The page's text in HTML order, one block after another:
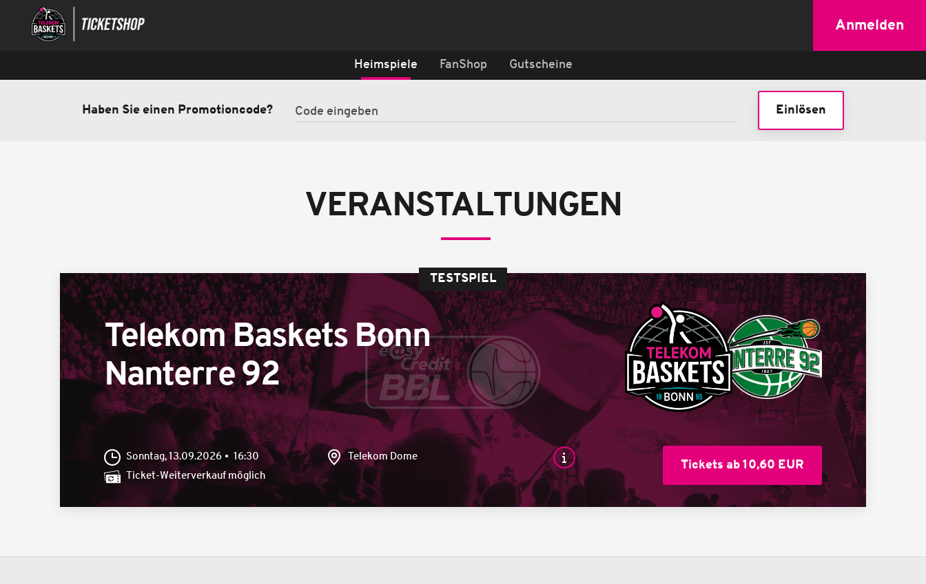
Anmelden
Heimspiele FanShop Gutscheine
Haben Sie einen Promotioncode? Einlösen
VERANSTALTUNGEN
TESTSPIEL
Telekom Baskets Bonn
Nanterre 92
Sonntag, 13.09.2026 16:30
Telekom Dome
Ticket-Weiterverkauf möglich
Tickets ab 10,60 EUR